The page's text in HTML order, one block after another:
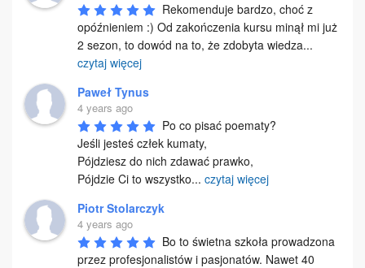
Rekomenduje bardzo, choć z
opóźnieniem :) Od zakończenia kursu minął mi już
2 sezon, to dowód na to, że zdobyta wiedza...
czytaj więcej
Paweł Tynus
4 years ago
Po co pisać poematy?
Jeśli jesteś człek kumaty,
Pójdziesz do nich zdawać prawko,
Pójdzie Ci to wszystko... czytaj więcej
Piotr Stolarczyk
4 years ago
Bo to świetna szkoła prowadzona
przez profesjonalistów i pasjonatów. Nawet 40